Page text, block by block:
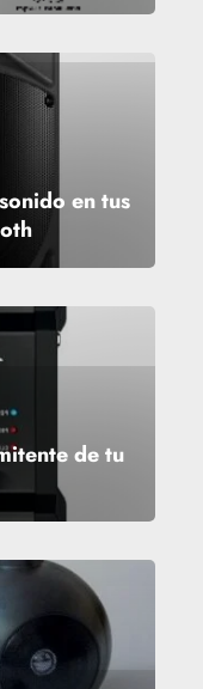
en tus
de tu